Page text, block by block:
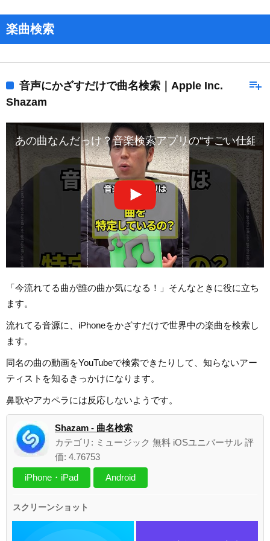
楽曲検索
playlist_add
音声にかざすだけで曲名検索｜Apple Inc.
Shazam
あの曲なんだっけ？音楽検索アプリの“すごい仕組
「今流れてる曲が誰の曲か気になる！」そんなときに役に立ち
ます。
流れてる音源に、iPhoneをかざすだけで世界中の楽曲を検索し
ます。
同名の曲の動画をYouTubeで検索できたりして、知らないアー
ティストを知るきっかけになります。
鼻歌やアカペラには反応しないようです。
Shazam - 曲名検索
カテゴリ: ミュージック 無料 iOSユニバーサル 評
価: 4.76753
iPhone・iPad
Android
スクリーンショット